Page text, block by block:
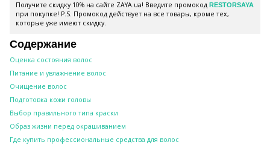
Получите скидку 10% на сайте ZAYA.ua! Введите промокод RESTORSAYA
при покупке! P.S. Промокод действует на все товары, кроме тех,
которые уже имеют скидку.
Содержание
Оценка состояния волос
Питание и увлажнение волос
Очищение волос
Подготовка кожи головы
Выбор правильного типа краски
Образ жизни перед окрашиванием
Где купить профессиональные средства для волос